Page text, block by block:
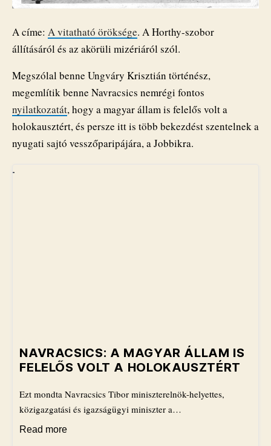
A címe: A vitatható öröksége. A Horthy-szobor
állításáról és az akörüli mizériáról szól.
Megszólal benne Ungváry Krisztián történész,
megemlítik benne Navracsics nemrégi fontos
nyilatkozatát, hogy a magyar állam is felelős volt a
holokausztért, és persze itt is több bekezdést szentelnek a
nyugati sajtó vesszőparipájára, a Jobbikra.
NAVRACSICS: A MAGYAR ÁLLAM IS
FELELŐS VOLT A HOLOKAUSZTÉRT
Ezt mondta Navracsics Tibor miniszterelnök-helyettes,
közigazgatási és igazságügyi miniszter a…
Read more